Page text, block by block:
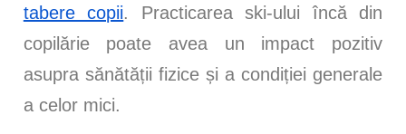
tabere copii. Practicarea ski-ului încă din
copilărie poate avea un impact pozitiv
asupra sănătății fizice și a condiției generale
a celor mici.